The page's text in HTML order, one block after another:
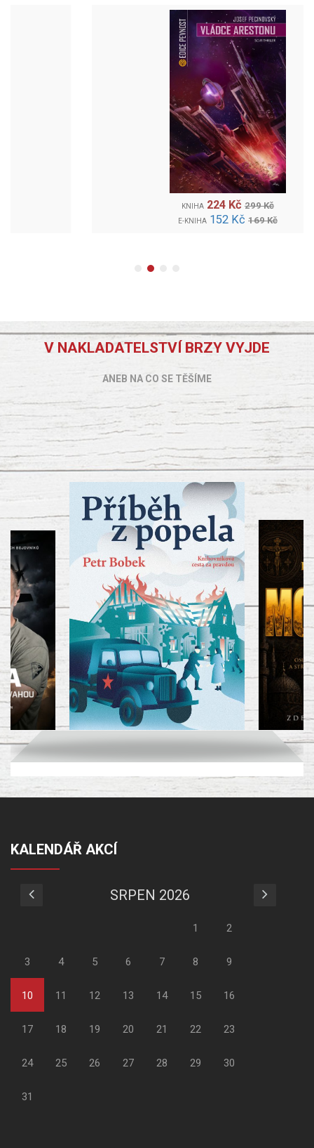
299 Kč
169 Kč
V NAKLADATELSTVÍ BRZY VYJDE
ANEB NA CO SE TĚŠÍME
KALENDÁŘ AKCÍ
SRPEN 2026
1 2
3 4 5 6 7 8 9
10 11 12 13 14 15 16
17 18 19 20 21 22 23
24 25 26 27 28 29 30
31